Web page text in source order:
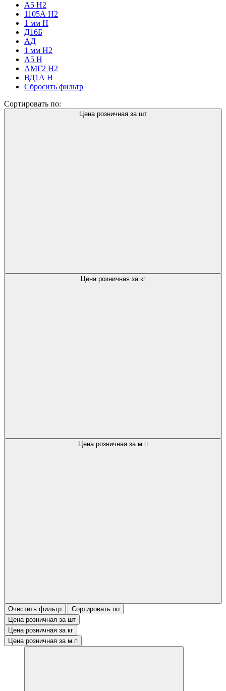
А5 Н2
1105А Н2
1 мм H
Д16Б
АД
1 мм Н2
А5 Н
АМГ2 Н2
ВД1А Н
Сбросить фильтр
Сортировать по:
Цена розничная за шт
Цена розничная за кг
Цена розничная за м.п
Очистить фильтр
Сортировать по
Цена розничная за шт
Цена розничная за кг
Цена розничная за м.п